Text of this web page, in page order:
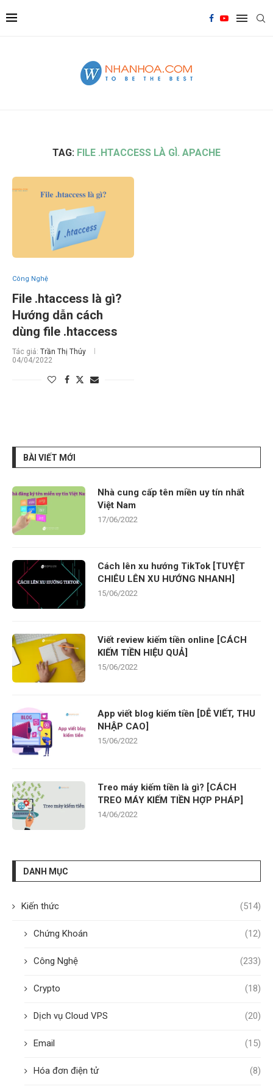
TAG: FILE .HTACCESS LÀ GÌ. APACHE
Công Nghệ
File .htaccess là gì?
Hướng dẫn cách
dùng file .htaccess
Tác giả: Trần Thị Thúy
04/04/2022
BÀI VIẾT MỚI
Nhà cung cấp tên miền uy tín nhất
Việt Nam
17/06/2022
Cách lên xu hướng TikTok [TUYỆT
CHIÊU LÊN XU HƯỚNG NHANH]
15/06/2022
Viết review kiếm tiền online [CÁCH
KIẾM TIỀN HIỆU QUẢ]
15/06/2022
App viết blog kiếm tiền [DỄ VIẾT, THU
NHẬP CAO]
15/06/2022
Treo máy kiếm tiền là gì? [CÁCH
TREO MÁY KIẾM TIỀN HỢP PHÁP]
14/06/2022
DANH MỤC
Kiến thức (514)
Chứng Khoán (12)
Công Nghệ (233)
Crypto (18)
Dịch vụ Cloud VPS (20)
Email (15)
Hóa đơn điện tử (8)